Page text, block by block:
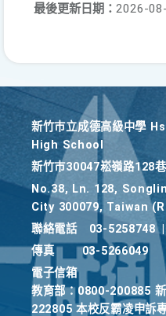
最後更新日期： 2026-
新竹巿立成德高級中學
High School
新竹巿30047崧嶺路128
No.38, Ln. 128,
City 300079, Taiwan
聯絡電話
03-5258748
傳真
03-5266049
電子信箱
教育部：0800-200885
222805 本校反霸凌申訴